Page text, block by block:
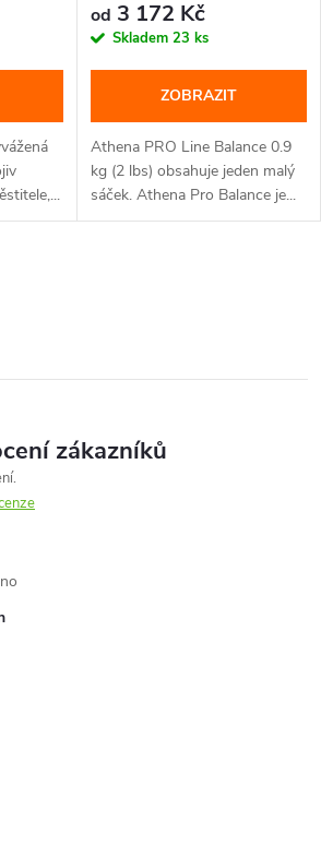
od 3 172 Kč
Skladem 23 ks
ZOBRAZIT
Athena PRO Line Balance 0.9
kg (2 lbs) obsahuje jeden malý
sáček. Athena Pro Balance je...
zákazníků